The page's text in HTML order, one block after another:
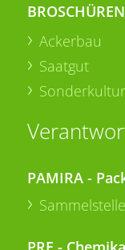
BROSCHÜREN
Ackerbau
Saatgut
PAMIRA -